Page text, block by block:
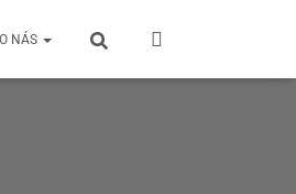
O NÁS